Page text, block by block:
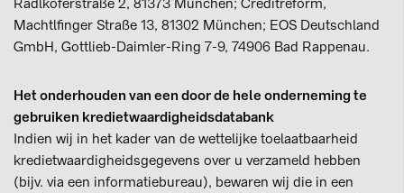
Machtlfinger Straße 13, 81302 München; EOS Deutschland
GmbH, Gottlieb-Daimler-Ring 7-9, 74906 Bad Rappenau.
Het onderhouden van een door de hele onderneming te
gebruiken kredietwaardigheidsdatabank
Indien wij in het kader van de wettelijke toelaatbaarheid
kredietwaardigheidsgegevens over u verzameld hebben
(bijv. via een informatiebureau), bewaren wij die in een